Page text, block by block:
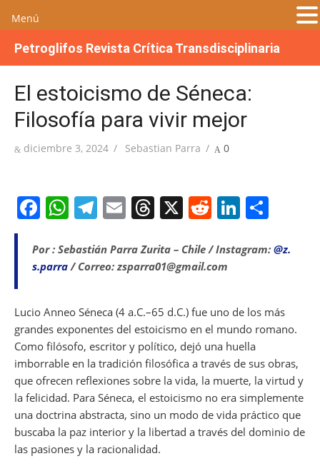
Petroglifos Revista Crítica Transdisciplinaria
El estoicismo de Séneca:
Filosofía para vivir mejor
Publicada
diciembre 3, 2024 Autor
Sebastian Parra 0
F
c
e
o
o
k
W
at
s
p
p
T
e
gr
m
E
ai
l
T
re
a
s
X R
d
di
Li
k
n
ar
Por : Sebastián Parra Zurita – Chile / Instagram: @z.
s.parra / Correo: zsparra01@gmail.com
Lucio Anneo Séneca (4 a.C.–65 d.C.) fue uno de los más
grandes exponentes del estoicismo en el mundo romano.
Como filósofo, escritor y político, dejó una huella
imborrable en la tradición filosófica a través de sus obras,
que ofrecen reflexiones sobre la vida, la muerte, la virtud y
la felicidad. Para Séneca, el estoicismo no era simplemente
una doctrina abstracta, sino un modo de vida práctico que
buscaba la paz interior y la libertad a través del dominio de
las pasiones y la racionalidad.
Menú